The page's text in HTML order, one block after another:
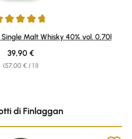
of 5 stars
Malt Whisky 40% vol. 0,70l
(57,00 € / 1 l)
Regular price:
39,90 €
di Finlaggan